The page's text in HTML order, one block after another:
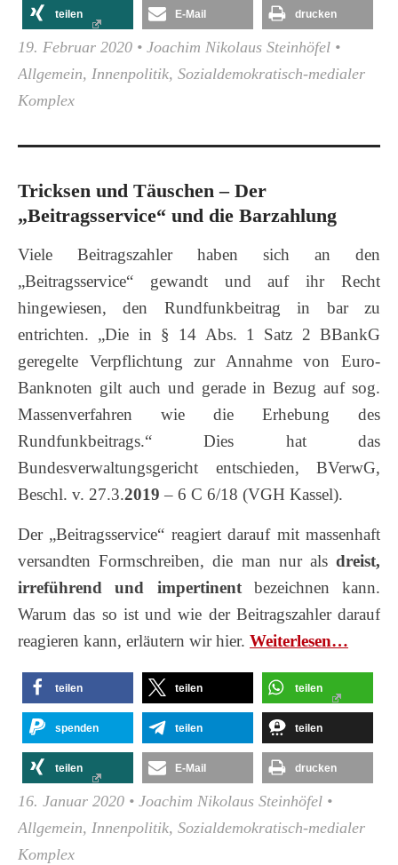
teilen E-Mail drucken
19. Februar 2020 • Joachim Nikolaus Steinhöfel •
Allgemein, Innenpolitik, Sozialdemokratisch-medialer
Komplex
Tricksen und Täuschen – Der
„Beitragsservice“ und die Barzahlung
Viele Beitragszahler haben sich an den
„Beitragsservice“ gewandt und auf ihr Recht
hingewiesen, den Rundfunkbeitrag in bar zu
entrichten. „Die in § 14 Abs. 1 Satz 2 BBankG
geregelte Verpflichtung zur Annahme von Euro-
Banknoten gilt auch und gerade in Bezug auf sog.
Massenverfahren wie die Erhebung des
Rundfunkbeitrags.“ Dies hat das
Bundesverwaltungsgericht entschieden, BVerwG,
Beschl. v. 27.3.2019 – 6 C 6/18 (VGH Kassel).
Der „Beitragsservice“ reagiert darauf mit massenhaft
versandten Formschreiben, die man nur als dreist,
irreführend und impertinentbezeichnen kann.
Warum das so ist und wie der Beitragszahler darauf
reagieren kann, erläutern wir hier. Wei­ter­le­sen…
teilen teilen teilen
spenden teilen teilen
teilen E-Mail drucken
16. Januar 2020 • Joachim Nikolaus Steinhöfel •
Allgemein, Innenpolitik, Sozialdemokratisch-medialer
Komplex